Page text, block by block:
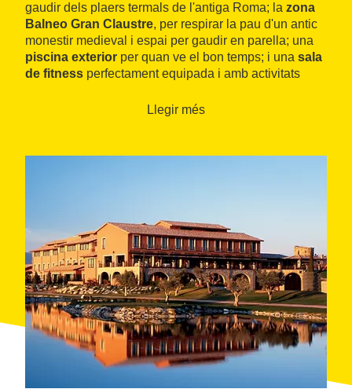
gaudir dels plaers termals de l'antiga Roma; la zona
Balneo Gran Claustre, per respirar la pau d'un antic
monestir medieval i espai per gaudir en parella; una
piscina exterior per quan ve el bon temps; i una sala
de fitness perfectament equipada i amb activitats
Llegir més